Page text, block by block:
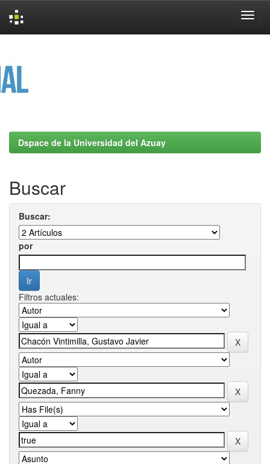
Dspace de la Universidad del Azuay
Buscar
Buscar:
por
Filtros actuales: